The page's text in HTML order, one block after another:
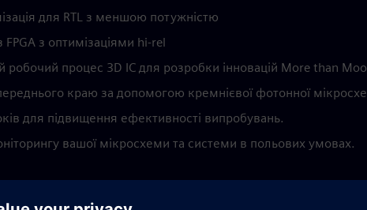
для RTL з меншою потужністю
з оптимізаціями hi-rel
робочий процес 3D IC для розробки інновацій More than
краю за допомогою кремнієвої фотонної
для підвищення ефективності випробувань.
вашої мікросхеми та системи в польових умовах.